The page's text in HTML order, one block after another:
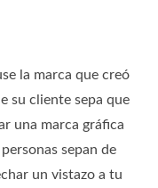
la marca que creó
su cliente sepa que
una marca gráfica
sepan de
un vistazo a tu